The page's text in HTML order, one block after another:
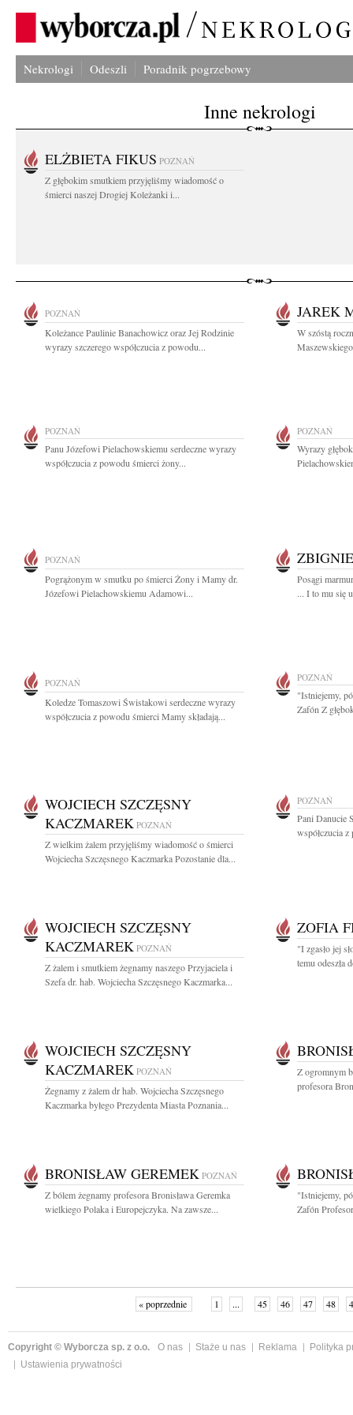
Nekrologi Odeszli Poradnik pogrzebowy
Inne nekrologi
ELŻBIETA FIKUS POZNAŃ
Z głębokim smutkiem przyjęliśmy wiadomość o
śmierci naszej Drogiej Koleżanki i...
POZNAŃ
Koleżance Paulinie Banachowicz oraz Jej Rodzinie
wyrazy szczerego współczucia z powodu...
JAREK
W szóstą
POZNAŃ
Panu Józefowi Pielachowskiemu serdeczne wyrazy
współczucia z powodu śmierci żony...
POZNAŃ
Wyrazy
POZNAŃ
Pogrążonym w smutku po śmierci Żony i Mamy dr.
Józefowi Pielachowskiemu Adamowi...
Posągi
... I to mu się
POZNAŃ
Koledze Tomaszowi Świstakowi serdeczne wyrazy
współczucia z powodu śmierci Mamy składają...
POZNAŃ
"Istniejemy,
Zafón Z
WOJCIECH SZCZĘSNY
KACZMAREK POZNAŃ
Z wielkim żalem przyjęliśmy wiadomość o śmierci
Wojciecha Szczęsnego Kaczmarka Pozostanie dla...
POZNAŃ
Pani Danucie
współczucia
WOJCIECH SZCZĘSNY
KACZMAREK POZNAŃ
Z żalem i smutkiem żegnamy naszego Przyjaciela i
Szefa dr. hab. Wojciecha Szczęsnego Kaczmarka...
ZOFIA
"I zgasło jej
temu odeszła
WOJCIECH SZCZĘSNY
KACZMAREK POZNAŃ
Żegnamy z żalem dr hab. Wojciecha Szczęsnego
Kaczmarka byłego Prezydenta Miasta Poznania...
Z ogromnym
profesora
BRONISŁAW GEREMEK POZNAŃ
Z bólem żegnamy profesora Bronisława Geremka
wielkiego Polaka i Europejczyka. Na zawsze...
"Istniejemy,
Zafón
« poprzednie 1 ... 45 46 47 48
Copyright © Wyborcza sp. z o.o. O nas Staże u nas Reklama
Polityka
Ustawienia prywatności